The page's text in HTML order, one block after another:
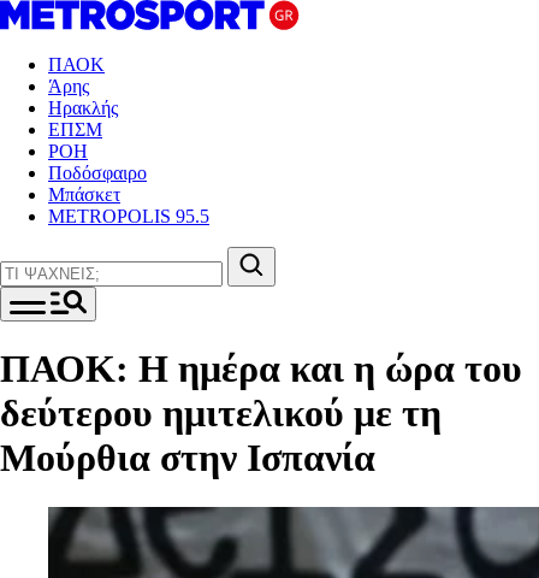
ΠΑΟΚ
Άρης
Ηρακλής
ΕΠΣΜ
ΡΟΗ
Ποδόσφαιρο
Μπάσκετ
METROPOLIS 95.5
ΠΑΟΚ: Η ημέρα και η ώρα του
δεύτερου ημιτελικού με τη
Μούρθια στην Ισπανία